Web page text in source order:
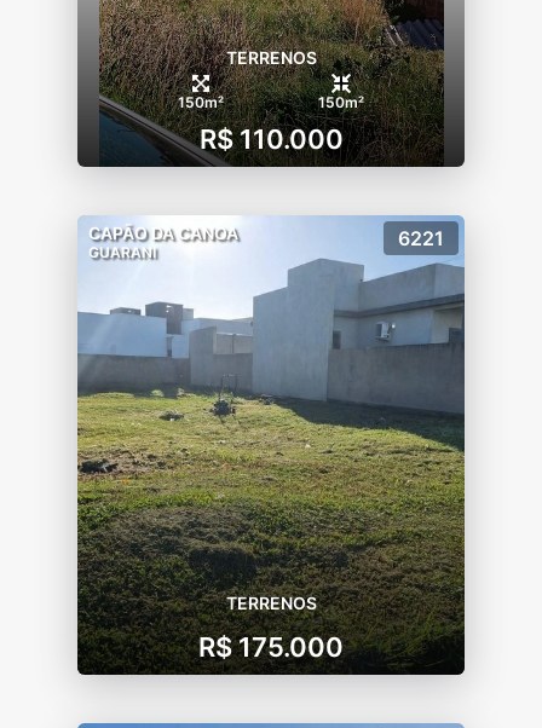
TERRENOS
150m² 150m²
R$ 110.000
CAPÃO DA CANOA
GUARANI
6221
TERRENOS
R$ 175.000